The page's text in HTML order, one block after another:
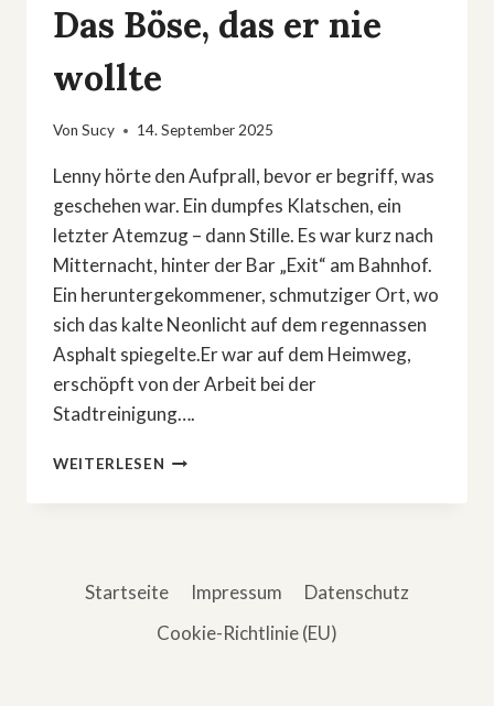
Das Böse, das er nie
wollte
Von Sucy 14. September 2025
Lenny hörte den Aufprall, bevor er begriff, was
geschehen war. Ein dumpfes Klatschen, ein
letzter Atemzug – dann Stille. Es war kurz nach
Mitternacht, hinter der Bar „Exit“ am Bahnhof.
Ein heruntergekommener, schmutziger Ort, wo
sich das kalte Neonlicht auf dem regennassen
Asphalt spiegelte.Er war auf dem Heimweg,
erschöpft von der Arbeit bei der
Stadtreinigung….
WEITERLESEN DAS
DAS
Startseite Impressum
Datenschutz
Cookie-Richtlinie (EU)